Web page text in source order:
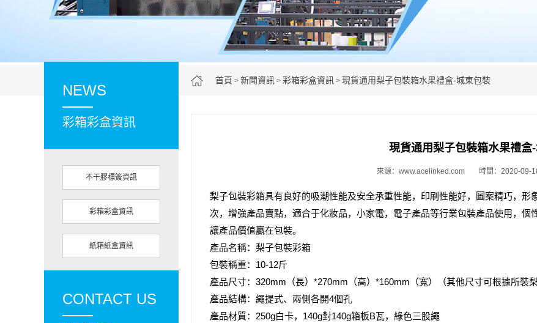
首頁 > 新聞資訊 > 彩箱彩盒資訊 > 現貨通用梨子包裝箱水果禮盒-城東包裝
NEWS
彩箱彩盒資訊
不干膠標簽資訊
彩箱彩盒資訊
紙箱紙盒資訊
CONTACT US
現貨通用梨子包裝箱水果禮盒
來源：www.acelinked.com 時間：2020-09-
梨子包裝彩箱具有良好的吸潮性能及安全承重性能，印刷性能好，圖案精巧，
次，增強產品賣點，適合于化妝品，小家電，電子產品等行業包裝產品使用，個
讓產品價值贏在包裝。
產品名稱：梨子包裝彩箱
包裝稱重：10-12斤
產品尺寸：320mm（長）*270mm（高）*160mm（寬）（其他尺寸可根據所裝
產品結構：繩提式、兩側各開4個孔
產品材質：250g白卡，140g對140g箱板B瓦，綠色三股繩